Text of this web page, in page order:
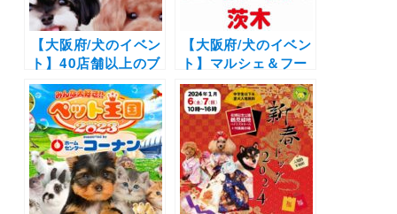
【大阪府/犬のイベン
ト】40店舗以上のブ
ースや写真撮影会の
イベントも！「わん
ことマルシェ4th」
（安満遺跡公園 サン
スター広場）5/22開
催
【大阪府/犬のイベン
ト】マルシェ＆フー
ドやゲーム大会など
１日中愛犬と楽しめ
る！「わんニャスフ
ェスティバルin茨
木」（IBALAB@広
場）6/26開催